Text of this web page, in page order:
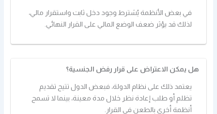
في بعض الأنظمة يُشترط وجود دخل ثابت واستقرار مالي،
لذلك قد يؤثر ضعف الوضع المالي على القرار النهائي.
هل يمكن الاعتراض على قرار رفض الجنسية؟
يعتمد ذلك على نظام الدولة، فبعض الدول تتيح تقديم
تظلم أو طلب إعادة نظر خلال مدة معينة، بينما لا تسمح
أنظمة أخرى بالطعن في القرار.